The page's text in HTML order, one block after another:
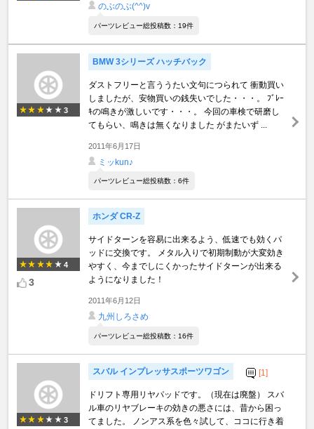
のぶのぶ(^^)v
パーツレビュー総投稿数：19件
3
BMW 3シリーズ ハッチバック
ダストフリーと言ううたい文句につられて 衝動買い
しましたが、安物買いの銭失いでした・・・。 ﾌﾞﾚｰ
ｷの鳴きが激しいです・・・。 今回の車検で研磨し
てもらい、鳴きは無くなりました がまたいず ...
2011年6月17日
ミッkun♪
パーツレビュー総投稿数：6件
4
3
ホンダ CR-Z
サイドターンを容易に出来るよう、低速でも効くパ
ッドに交換です。 メタル入りで初期制動が大変効き
やすく、今までしにくかったサイドターンが出来る
ようになりました！
2011年6月12日
九州しろさめ
パーツレビュー総投稿数：16件
3
スバル インプレッサスポーツワゴン [1]
ドリフト専用リヤパッドです。（現在は廃盤） スバ
ル車のリヤブレーキの効きの悪さには、昔から困っ
てました。 ノンアス系を色々試して、ココに行き着